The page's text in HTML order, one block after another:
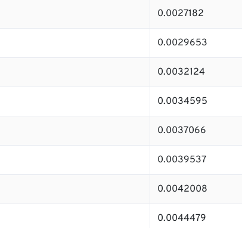
0.0027182
0.0029653
0.0032124
0.0034595
0.0037066
0.0039537
0.0042008
0.0044479